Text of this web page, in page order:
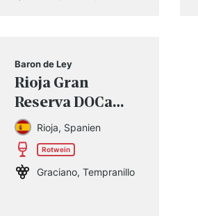
Baron de Ley
Rioja Gran
Reserva DOCa
2019Rioja, Spanien
Rotwein
Graciano, Tempranillo